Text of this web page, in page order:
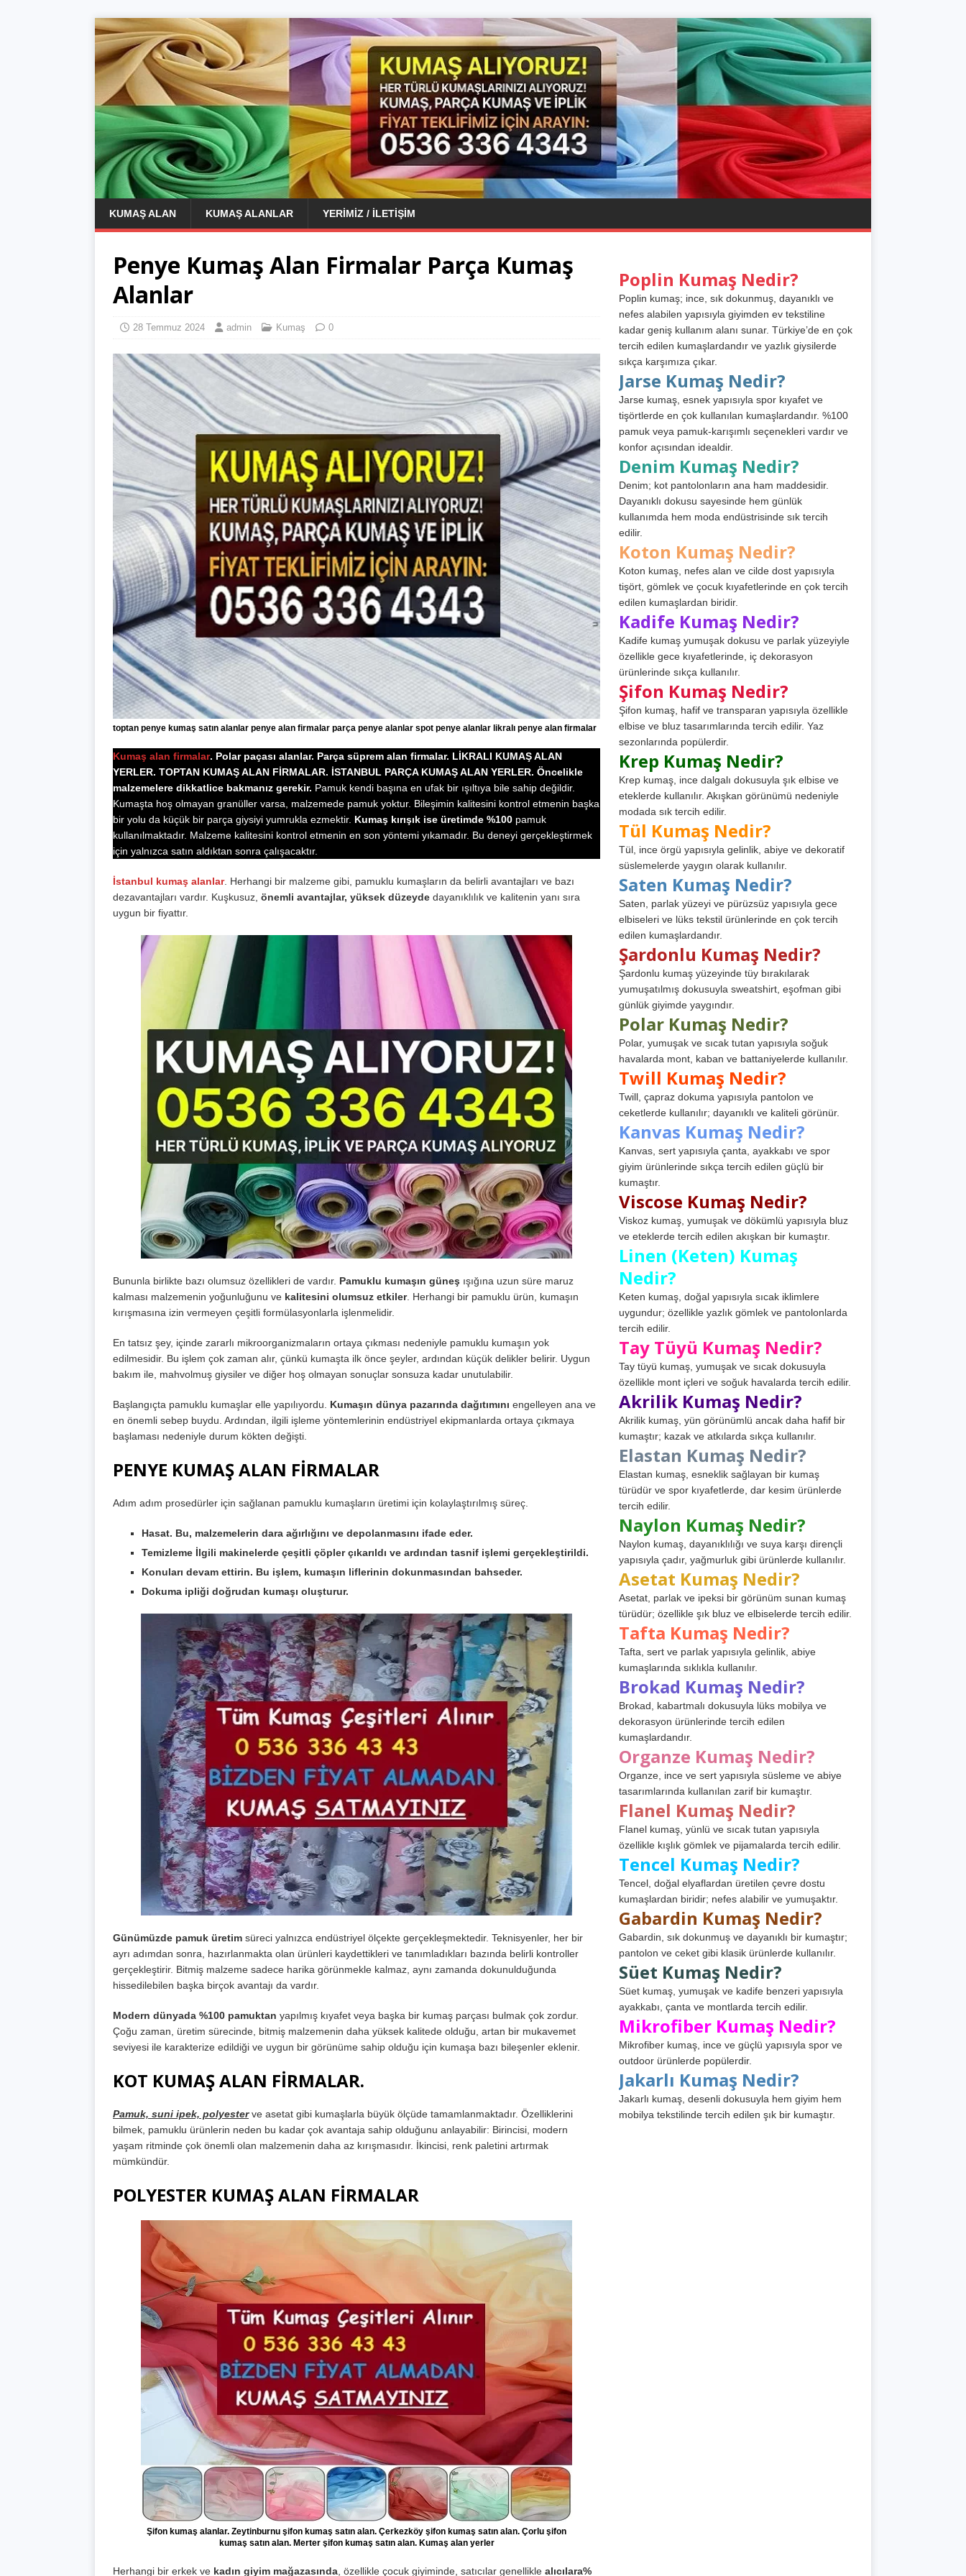
KUMAŞ ALAN KUMAŞ ALANLAR YERIMIZ / İLETIŞIM
Penye Kumaş Alan Firmalar Parça Kumaş
Alanlar
28 Temmuz 2024 admin Kumaş 0
toptan penye kumaş satın alanlar penye alan firmalar parça penye alanlar spot penye alanlar likralı penye alan firmalar
Kumaş alan firmalar. Polar paçası alanlar. Parça süprem alan firmalar. LİKRALI KUMAŞ ALAN
YERLER. TOPTAN KUMAŞ ALAN FİRMALAR. İSTANBUL PARÇA KUMAŞ ALAN YERLER. Öncelikle
malzemelere dikkatlice bakmanız gerekir. Pamuk kendi başına en ufak bir ışıltıya bile sahip değildir.
Kumaşta hoş olmayan granüller varsa, malzemede pamuk yoktur. Bileşimin kalitesini kontrol etmenin başka
bir yolu da küçük bir parça giysiyi yumrukla ezmektir. Kumaş kırışık ise üretimde %100 pamuk
kullanılmaktadır. Malzeme kalitesini kontrol etmenin en son yöntemi yıkamadır. Bu deneyi gerçekleştirmek
için yalnızca satın aldıktan sonra çalışacaktır.
İstanbul kumaş alanlar. Herhangi bir malzeme gibi, pamuklu kumaşların da belirli avantajları ve bazı
dezavantajları vardır. Kuşkusuz, önemli avantajlar, yüksek düzeyde dayanıklılık ve kalitenin yanı sıra
uygun bir fiyattır.
Bununla birlikte bazı olumsuz özellikleri de vardır. Pamuklu kumaşın güneş ışığına uzun süre maruz
kalması malzemenin yoğunluğunu ve kalitesini olumsuz etkiler. Herhangi bir pamuklu ürün, kumaşın
kırışmasına izin vermeyen çeşitli formülasyonlarla işlenmelidir.
En tatsız şey, içinde zararlı mikroorganizmaların ortaya çıkması nedeniyle pamuklu kumaşın yok
edilmesidir. Bu işlem çok zaman alır, çünkü kumaşta ilk önce şeyler, ardından küçük delikler belirir. Uygun
bakım ile, mahvolmuş giysiler ve diğer hoş olmayan sonuçlar sonsuza kadar unutulabilir.
Başlangıçta pamuklu kumaşlar elle yapılıyordu. Kumaşın dünya pazarında dağıtımını engelleyen ana ve
en önemli sebep buydu. Ardından, ilgili işleme yöntemlerinin endüstriyel ekipmanlarda ortaya çıkmaya
başlaması nedeniyle durum kökten değişti.
PENYE KUMAŞ ALAN FİRMALAR
Adım adım prosedürler için sağlanan pamuklu kumaşların üretimi için kolaylaştırılmış süreç.
Hasat. Bu, malzemelerin dara ağırlığını ve depolanmasını ifade eder.
Temizleme İlgili makinelerde çeşitli çöpler çıkarıldı ve ardından tasnif işlemi gerçekleştirildi.
Konuları devam ettirin. Bu işlem, kumaşın liflerinin dokunmasından bahseder.
Dokuma ipliği doğrudan kumaşı oluşturur.
Günümüzde pamuk üretim süreci yalnızca endüstriyel ölçekte gerçekleşmektedir. Teknisyenler, her bir
ayrı adımdan sonra, hazırlanmakta olan ürünleri kaydettikleri ve tanımladıkları bazında belirli kontroller
gerçekleştirir. Bitmiş malzeme sadece harika görünmekle kalmaz, aynı zamanda dokunulduğunda
hissedilebilen başka birçok avantajı da vardır.
Modern dünyada %100 pamuktan yapılmış kıyafet veya başka bir kumaş parçası bulmak çok zordur.
Çoğu zaman, üretim sürecinde, bitmiş malzemenin daha yüksek kalitede olduğu, artan bir mukavemet
seviyesi ile karakterize edildiği ve uygun bir görünüme sahip olduğu için kumaşa bazı bileşenler eklenir.
KOT KUMAŞ ALAN FİRMALAR.
Pamuk, suni ipek, polyesterve asetat gibi kumaşlarla büyük ölçüde tamamlanmaktadır. Özelliklerini
bilmek, pamuklu ürünlerin neden bu kadar çok avantaja sahip olduğunu anlayabilir: Birincisi, modern
yaşam ritminde çok önemli olan malzemenin daha az kırışmasıdır. İkincisi, renk paletini artırmak
mümkündür.
POLYESTER KUMAŞ ALAN FİRMALAR
Şifon kumaş alanlar. Zeytinburnu şifon kumaş satın alan. Çerkezköy şifon kumaş satın alan. Çorlu şifon
kumaş satın alan. Merter şifon kumaş satın alan. Kumaş alan yerler
Herhangi bir erkek ve kadın giyim mağazasında , özellikle çocuk giyiminde, satıcılar genellikle alıcılara%
Poplin Kumaş Nedir?
Poplin kumaş; ince, sık dokunmuş, dayanıklı ve
nefes alabilen yapısıyla giyimden ev tekstiline
kadar geniş kullanım alanı sunar. Türkiye’de en çok
tercih edilen kumaşlardandır ve yazlık giysilerde
sıkça karşımıza çıkar.
Jarse Kumaş Nedir?
Jarse kumaş, esnek yapısıyla spor kıyafet ve
tişörtlerde en çok kullanılan kumaşlardandır. %100
pamuk veya pamuk-karışımlı seçenekleri vardır ve
konfor açısından idealdir.
Denim Kumaş Nedir?
Denim; kot pantolonların ana ham maddesidir.
Dayanıklı dokusu sayesinde hem günlük
kullanımda hem moda endüstrisinde sık tercih
edilir.
Koton Kumaş Nedir?
Koton kumaş, nefes alan ve cilde dost yapısıyla
tişört, gömlek ve çocuk kıyafetlerinde en çok tercih
edilen kumaşlardan biridir.
Kadife Kumaş Nedir?
Kadife kumaş yumuşak dokusu ve parlak yüzeyiyle
özellikle gece kıyafetlerinde, iç dekorasyon
ürünlerinde sıkça kullanılır.
Şifon Kumaş Nedir?
Şifon kumaş, hafif ve transparan yapısıyla özellikle
elbise ve bluz tasarımlarında tercih edilir. Yaz
sezonlarında popülerdir.
Krep Kumaş Nedir?
Krep kumaş, ince dalgalı dokusuyla şık elbise ve
eteklerde kullanılır. Akışkan görünümü nedeniyle
modada sık tercih edilir.
Tül Kumaş Nedir?
Tül, ince örgü yapısıyla gelinlik, abiye ve dekoratif
süslemelerde yaygın olarak kullanılır.
Saten Kumaş Nedir?
Saten, parlak yüzeyi ve pürüzsüz yapısıyla gece
elbiseleri ve lüks tekstil ürünlerinde en çok tercih
edilen kumaşlardandır.
Şardonlu Kumaş Nedir?
Şardonlu kumaş yüzeyinde tüy bırakılarak
yumuşatılmış dokusuyla sweatshirt, eşofman gibi
günlük giyimde yaygındır.
Polar Kumaş Nedir?
Polar, yumuşak ve sıcak tutan yapısıyla soğuk
havalarda mont, kaban ve battaniyelerde kullanılır.
Twill Kumaş Nedir?
Twill, çapraz dokuma yapısıyla pantolon ve
ceketlerde kullanılır; dayanıklı ve kaliteli görünür.
Kanvas Kumaş Nedir?
Kanvas, sert yapısıyla çanta, ayakkabı ve spor
giyim ürünlerinde sıkça tercih edilen güçlü bir
kumaştır.
Viscose Kumaş Nedir?
Viskoz kumaş, yumuşak ve dökümlü yapısıyla bluz
ve eteklerde tercih edilen akışkan bir kumaştır.
Linen (Keten) Kumaş
Nedir?
Keten kumaş, doğal yapısıyla sıcak iklimlere
uygundur; özellikle yazlık gömlek ve pantolonlarda
tercih edilir.
Tay Tüyü Kumaş Nedir?
Tay tüyü kumaş, yumuşak ve sıcak dokusuyla
özellikle mont içleri ve soğuk havalarda tercih edilir.
Akrilik Kumaş Nedir?
Akrilik kumaş, yün görünümlü ancak daha hafif bir
kumaştır; kazak ve atkılarda sıkça kullanılır.
Elastan Kumaş Nedir?
Elastan kumaş, esneklik sağlayan bir kumaş
türüdür ve spor kıyafetlerde, dar kesim ürünlerde
tercih edilir.
Naylon Kumaş Nedir?
Naylon kumaş, dayanıklılığı ve suya karşı dirençli
yapısıyla çadır, yağmurluk gibi ürünlerde kullanılır.
Asetat Kumaş Nedir?
Asetat, parlak ve ipeksi bir görünüm sunan kumaş
türüdür; özellikle şık bluz ve elbiselerde tercih edilir.
Tafta Kumaş Nedir?
Tafta, sert ve parlak yapısıyla gelinlik, abiye
kumaşlarında sıklıkla kullanılır.
Brokad Kumaş Nedir?
Brokad, kabartmalı dokusuyla lüks mobilya ve
dekorasyon ürünlerinde tercih edilen
kumaşlardandır.
Organze Kumaş Nedir?
Organze, ince ve sert yapısıyla süsleme ve abiye
tasarımlarında kullanılan zarif bir kumaştır.
Flanel Kumaş Nedir?
Flanel kumaş, yünlü ve sıcak tutan yapısıyla
özellikle kışlık gömlek ve pijamalarda tercih edilir.
Tencel Kumaş Nedir?
Tencel, doğal elyaflardan üretilen çevre dostu
kumaşlardan biridir; nefes alabilir ve yumuşaktır.
Gabardin Kumaş Nedir?
Gabardin, sık dokunmuş ve dayanıklı bir kumaştır;
pantolon ve ceket gibi klasik ürünlerde kullanılır.
Süet Kumaş Nedir?
Süet kumaş, yumuşak ve kadife benzeri yapısıyla
ayakkabı, çanta ve montlarda tercih edilir.
Mikrofiber Kumaş Nedir?
Mikrofiber kumaş, ince ve güçlü yapısıyla spor ve
outdoor ürünlerde popülerdir.
Jakarlı Kumaş Nedir?
Jakarlı kumaş, desenli dokusuyla hem giyim hem
mobilya tekstilinde tercih edilen şık bir kumaştır.